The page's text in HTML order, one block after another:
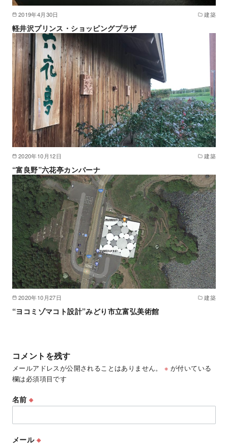
2019年4月30日 建築
軽井沢プリンス・ショッピングプラザ
2020年10月12日 建築
“富良野”六花亭カンパーナ
2020年10月27日 建築
“ヨコミゾマコト設計”みどり市立富弘美術館
コメントを残す
メールアドレスが公開されることはありません。 ※ が付いている
欄は必須項目です
名前※
メール ※